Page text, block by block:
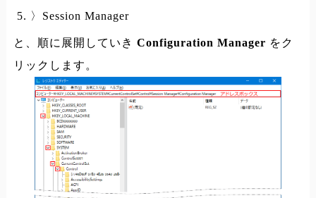
〉Session Manager
と、順に展開していき Configuration Manager をク
リックします。